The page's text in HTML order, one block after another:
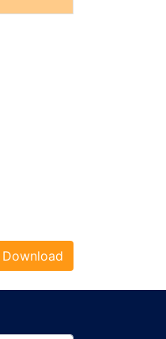
Download